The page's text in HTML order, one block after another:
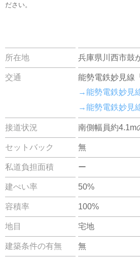
ださい。
所在地 兵庫県川西市鼓
交通
能勢電鉄妙見線
→能勢電鉄妙見
→能勢電鉄妙見
接道状況 南側幅員約4.1m
セットバック 無
私道負担面積 ー
建ぺい率 50%
容積率 100%
地目 宅地
建築条件の有無 無